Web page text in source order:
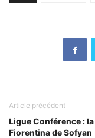
Article précédent
Ligue Conférence : la
Fiorentina de Sofyan